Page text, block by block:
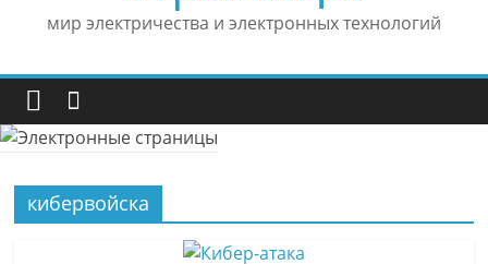
мир электричества и электронных технологий
кибервойска